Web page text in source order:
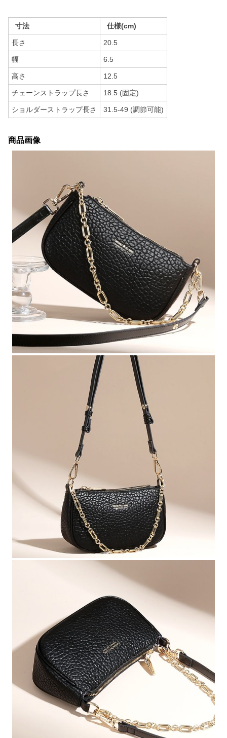
寸法 仕様(cm)
長さ 20.5
幅 6.5
高さ 12.5
チェーンストラップ長さ 18.5 (固定)
ショルダーストラップ長さ 31.5-49 (調節可能)
商品画像